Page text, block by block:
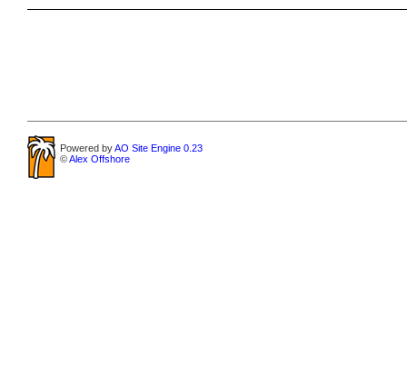
Powered byAO Site Engine 0.23
©Alex Offshore